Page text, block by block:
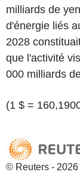
milliards de
d'énergie liés
2028
que l'activité
000 milliards
(1 $ =
© Reuters - 2026